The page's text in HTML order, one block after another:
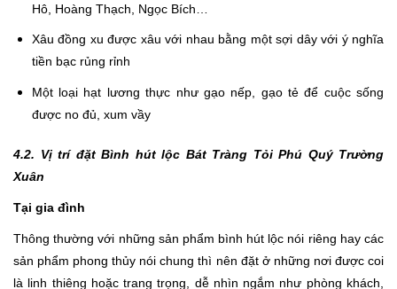
Hô, Hoàng Thạch, Ngọc Bích…
Xâu đồng xu được xâu với nhau bằng một sợi dây với ý nghĩa
tiền bạc rủng rỉnh
Một loại hạt lương thực như gạo nếp, gạo tẻ để cuộc sống
được no đủ, xum vầy
4.2. Vị trí đặt Bình hút lộc Bát Tràng Tỏi Phú Quý Trường
Xuân
Tại gia đình
Thông thường với những sản phẩm bình hút lộc nói riêng hay các
sản phẩm phong thủy nói chung thì nên đặt ở những nơi được coi
là linh thiêng hoặc trang trọng, dễ nhìn ngắm như phòng khách,